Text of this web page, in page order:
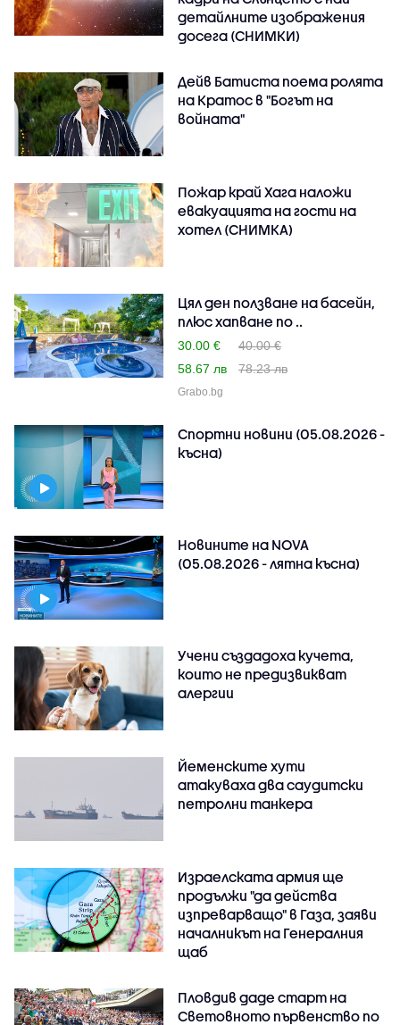
детайлните изображения
досега (СНИМКИ)
Дейв Батиста поема ролята
на Кратос в "Богът на
войната"
Пожар край Хага наложи
евакуацията на гости на
хотел (СНИМКА)
Цял ден ползване на басейн,
плюс хапване по ..
30.00 €
40.00 €
58.67 лв
78.23 лв
Grabo.bg
Спортни новини (05.08.2026 -
късна)
Новините на NOVA
(05.08.2026 - лятна късна)
Учени създадоха кучета,
които не предизвикват
алергии
Йеменските хути
атакуваха два саудитски
петролни танкера
Израелската армия ще
продължи "да действа
изпреварващо" в Газа, заяви
началникът на Генералния
щаб
Пловдив даде старт на
Световното първенство по